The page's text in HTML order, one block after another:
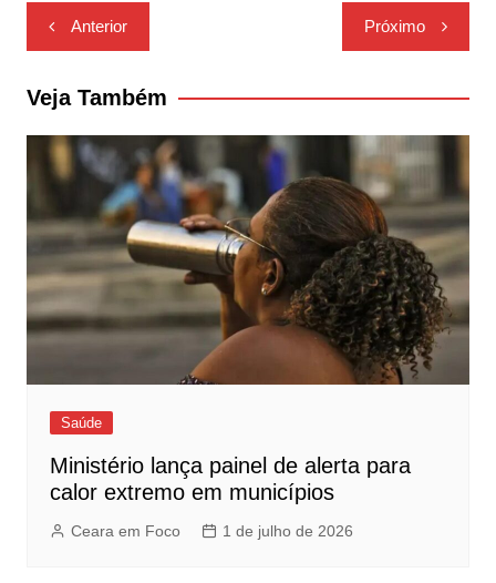
Navegação
de
Post
Anterior Próximo
Veja Também
Saúde
Ministério lança painel de alerta para
calor extremo em municípios
Ceara em Foco 1 de julho de 2026